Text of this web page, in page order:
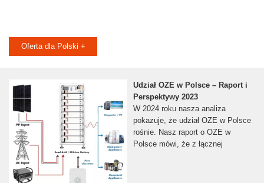
Oferta dla Polski +
Udział OZE w Polsce – Raport i
Perspektywy 2023
W 2024 roku nasza analiza
pokazuje, że udział OZE w Polsce
rośnie. Nasz raport o OZE w
Polsce mówi, że z łącznej